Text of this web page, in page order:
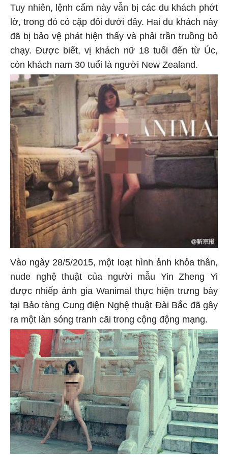
Tuy nhiên, lệnh cấm này vẫn bị các du khách phớt
lờ, trong đó có cặp đôi dưới đây. Hai du khách này
đã bị bảo vệ phát hiện thấy và phải trần truồng bỏ
chạy. Được biết, vị khách nữ 18 tuổi đến từ Úc,
còn khách nam 30 tuổi là người New Zealand.
Vào ngày 28/5/2015, một loạt hình ảnh khỏa thân,
nude nghệ thuật của người mẫu Yin Zheng Yi
được nhiếp ảnh gia Wanimal thực hiện trưng bày
tại Bảo tàng Cung điện Nghệ thuật Đài Bắc đã gây
ra một làn sóng tranh cãi trong cộng động mạng.